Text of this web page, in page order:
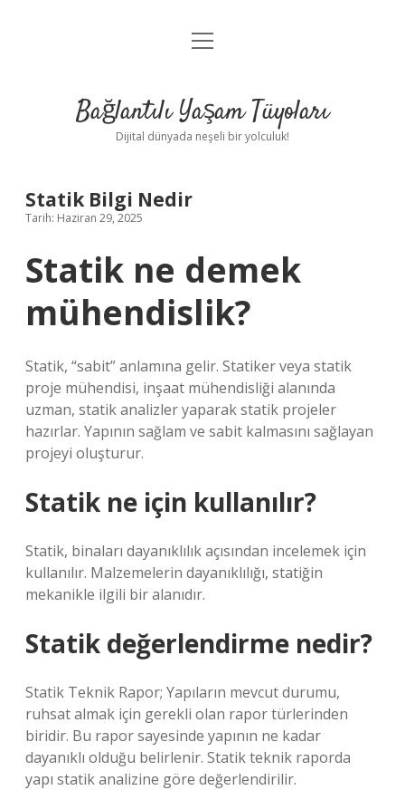
Anasayfa
Yasal Uyarı
menüyü
Bağlantılı Yaşam Tüyoları
Dijital dünyada neşeli bir yolculuk!
Statik Bilgi Nedir
Tarih: Haziran 29, 2025
Statik ne demek
mühendislik?
Statik, “sabit” anlamına gelir. Statiker veya statik
proje mühendisi, inşaat mühendisliği alanında
uzman, statik analizler yaparak statik projeler
hazırlar. Yapının sağlam ve sabit kalmasını sağlayan
projeyi oluşturur.
Statik ne için kullanılır?
Statik, binaları dayanıklılık açısından incelemek için
kullanılır. Malzemelerin dayanıklılığı, statiğin
mekanikle ilgili bir alanıdır.
Statik değerlendirme nedir?
Statik Teknik Rapor; Yapıların mevcut durumu,
ruhsat almak için gerekli olan rapor türlerinden
biridir. Bu rapor sayesinde yapının ne kadar
dayanıklı olduğu belirlenir. Statik teknik raporda
yapı statik analizine göre değerlendirilir.